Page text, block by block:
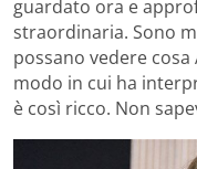
guardato ora e
straordinaria. Sono
possano vedere
modo in cui ha
è così ricco. Non